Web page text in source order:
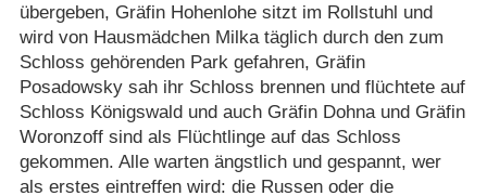
übergeben, Gräfin Hohenlohe sitzt im Rollstuhl und
wird von Hausmädchen Milka täglich durch den zum
Schloss gehörenden Park gefahren, Gräfin
Posadowsky sah ihr Schloss brennen und flüchtete auf
Schloss Königswald und auch Gräfin Dohna und Gräfin
Woronzoff sind als Flüchtlinge auf das Schloss
gekommen. Alle warten ängstlich und gespannt, wer
als erstes eintreffen wird: die Russen oder die